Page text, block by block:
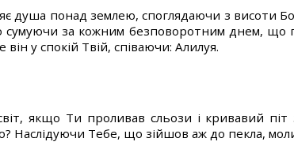
душа понад землею, споглядаючи з висоти
сумуючи за кожним безповоротним днем,
у спокій Твій, співаючи: Алилуя.
якщо Ти проливав сльози і кривавий
Наслідуючи Тебе, що зійшов аж до пекла,